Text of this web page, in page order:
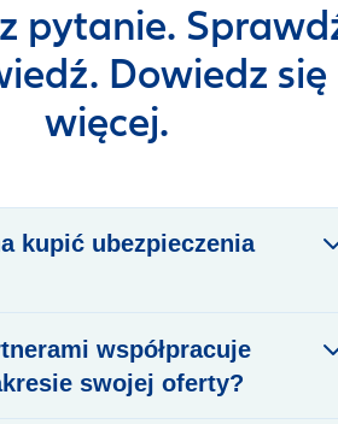
pytanie.
Dowiedz się
więcej.
kupić ubezpieczenia
współpracuje
swojej oferty?